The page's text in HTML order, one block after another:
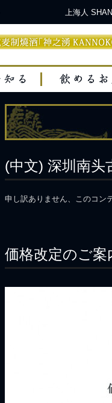
上海人
(中文) 深圳南头
申し訳ありません、このコ
価格改定のご案